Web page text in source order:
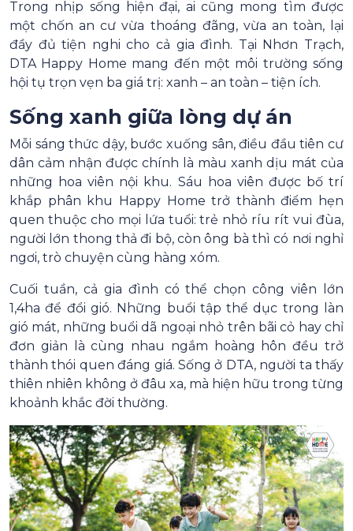
Trong nhịp sống hiện đại, ai cũng mong tìm được
một chốn an cư vừa thoáng đãng, vừa an toàn, lại
đầy đủ tiện nghi cho cả gia đình. Tại Nhơn Trạch,
DTA Happy Home mang đến một môi trường sống
hội tụ trọn vẹn ba giá trị: xanh – an toàn – tiện ích.
Sống xanh giữa lòng dự án
Mỗi sáng thức dậy, bước xuống sân, điều đầu tiên cư
dân cảm nhận được chính là màu xanh dịu mát của
những hoa viên nội khu. Sáu hoa viên được bố trí
khắp phân khu Happy Home trở thành điểm hẹn
quen thuộc cho mọi lứa tuổi: trẻ nhỏ ríu rít vui đùa,
người lớn thong thả đi bộ, còn ông bà thì có nơi nghỉ
ngơi, trò chuyện cùng hàng xóm.
Cuối tuần, cả gia đình có thể chọn công viên lớn
1,4ha để đổi gió. Những buổi tập thể dục trong làn
gió mát, những buổi dã ngoại nhỏ trên bãi cỏ hay chỉ
đơn giản là cùng nhau ngắm hoàng hôn đều trở
thành thói quen đáng giá. Sống ở DTA, người ta thấy
thiên nhiên không ở đâu xa, mà hiện hữu trong từng
khoảnh khắc đời thường.